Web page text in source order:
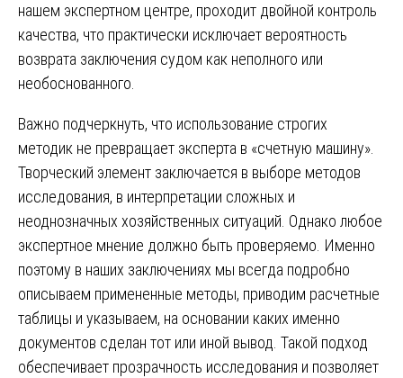
нашем экспертном центре, проходит двойной контроль
качества, что практически исключает вероятность
возврата заключения судом как неполного или
необоснованного.
Важно подчеркнуть, что использование строгих
методик не превращает эксперта в «счетную машину».
Творческий элемент заключается в выборе методов
исследования, в интерпретации сложных и
неоднозначных хозяйственных ситуаций. Однако любое
экспертное мнение должно быть проверяемо. Именно
поэтому в наших заключениях мы всегда подробно
описываем примененные методы, приводим расчетные
таблицы и указываем, на основании каких именно
документов сделан тот или иной вывод. Такой подход
обеспечивает прозрачность исследования и позволяет